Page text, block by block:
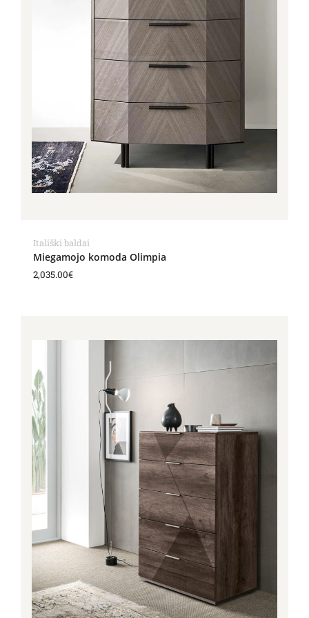
Itališki baldai
Miegamojo komoda Olimpia
2,035.00€